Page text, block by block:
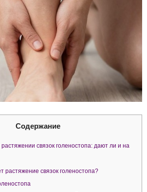
Содержание
связок голеностопа: дают ли и на
растяжение связок голеностопа?